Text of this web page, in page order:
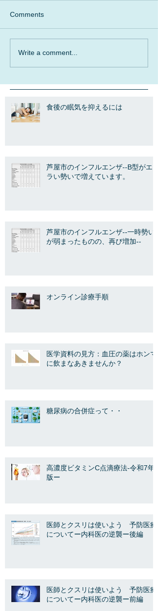
Comments
Write a comment...
食後の眠気を抑えるには
芦屋市のインフルエンザ--B型がエ
ラい勢いで増えています。
芦屋市のインフルエンザ--一時勢い
が弱まったものの、再び増加--
オンライン診療手順
医学資料の見方：血圧の薬はホンマ
に飲まなあきませんか？
糖尿病の合併症って・・
高濃度ビタミンC点滴療法-令和7年
版ー
医師とクスリは使いよう 予防医療
についてー内科医の逆襲ー後編
医師とクスリは使いよう 予防医療
についてー内科医の逆襲ー前編